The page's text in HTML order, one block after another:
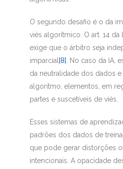
O segundo desafio é o da
viés algorítmico. O art. 14 da
exige que o árbitro seja
imparcial[8]. No caso da IA,
da neutralidade dos dados
algoritmo, elementos, em
partes e suscetíveis de viés.
Esses sistemas de
padrões dos dados de
que pode gerar distorções
intencionais. A opacidade